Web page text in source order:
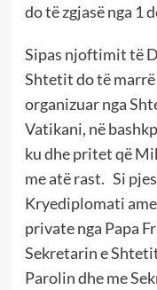
do të zgjasë nga 1
Sipas njoftimit të
Shtetit do të
organizuar nga
Vatikani, në
ku dhe pritet që
me atë rast. Si
Kryediplomati
private nga Papa
Sekretarin e
Parolin dhe me